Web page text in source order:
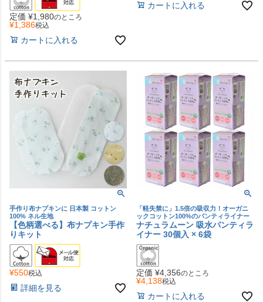
定価 ¥1,980のところ
¥1,386税込
カートに入れる
カートに入れる
手作り布ナプキンに 日本製 コットン
100% ネル生地
【色柄選べる】布ナプキン手作
りキット
¥550税込
詳細を見る
「軽失禁に」1.5倍の吸収力！オーガニ
ックコットン100%のパンティライナー
ナチュラムーン 吸水パンティラ
イナー 30個入 × 6袋
定価 ¥4,356のところ
¥4,138税込
カートに入れる